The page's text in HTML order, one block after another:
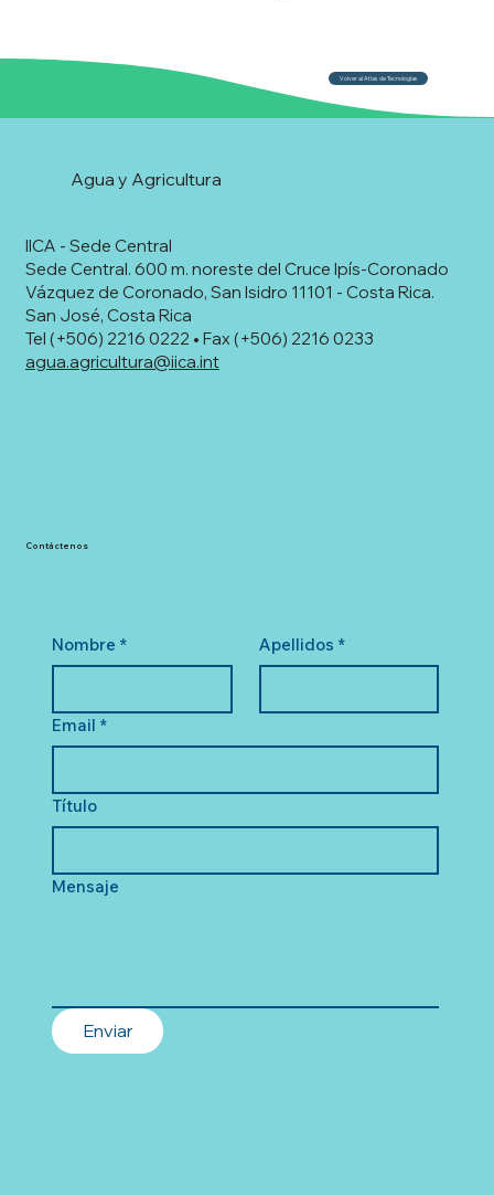
Volver al Atlas de Tecnologías
IICA - Sede Central
Sede Central. 600 m. noreste del Cruce Ipís-Coronado
Vázquez de Coronado, San Isidro 11101 - Costa Rica.
San José, Costa Rica
Tel (+506) 2216 0222 • Fax (+506) 2216 0233
agua.agricultura@iica.int
Agua y Agricultura
Nombre * Apellidos *
Email *
Título
Mensaje
Enviar
Contáctenos